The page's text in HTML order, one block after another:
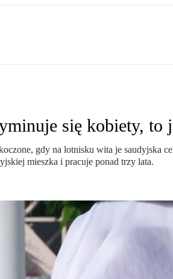
się kobiety, to
gdy na lotnisku wita je saudyjska
mieszka i pracuje ponad trzy lata.